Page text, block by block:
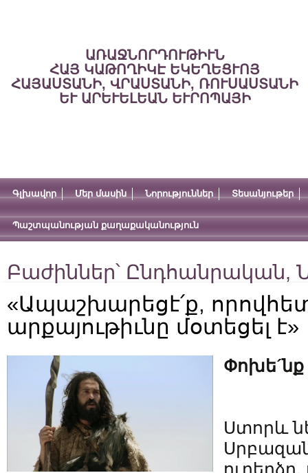
ԱՌԱՋՆՈՐԴՈՒԹԻՒՆ
ՀԱՅ ԿԱԹՈՂԻԿԷ ԵԿԵՂԵՑՒՈՅ
ՀԱՅԱՍՏԱՆԻ, ՎՐԱՍՏԱՆԻ, ՌՈՒՍԱՍՏԱՆԻ
ԵՒ ԱՐԵՒԵԼԵԱՆ ԵՒՐՈՊԱՅԻ
Գլխավոր Մեր մասին Նորություններ Տեսանյութեր
Պաշտպանության քաղաքականություն
Բաժիններ՝ Ընդհանրական,
«Ապաշխարեցէ՛ք,
արքայութիւնը մօտեցել է»
Փոխե´նք
Ստորև